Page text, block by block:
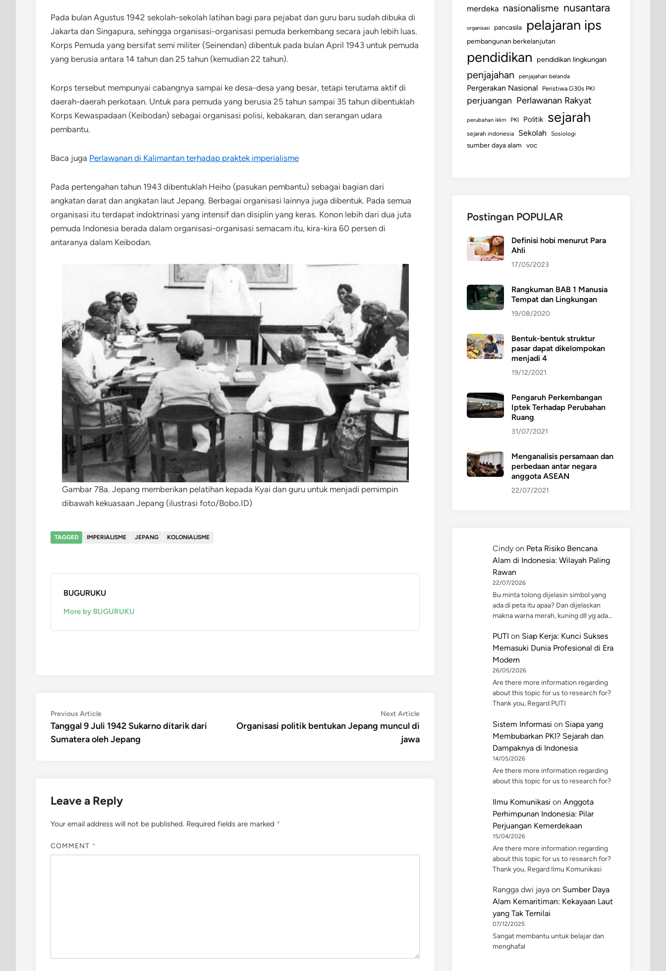
Pada bulan Agustus 1942 sekolah-sekolah latihan bagi para pejabat dan guru baru sudah dibuka di
Jakarta dan Singapura, sehingga organisasi-organisasi pemuda berkembang secara jauh lebih luas.
Korps Pemuda yang bersifat semi militer (Seinendan) dibentuk pada bulan April 1943 untuk pemuda
yang berusia antara 14 tahun dan 25 tahun (kemudian 22 tahun).
Korps tersebut mempunyai cabangnya sampai ke desa-desa yang besar, tetapi terutama aktif di
daerah-daerah perkotaan. Untuk para pemuda yang berusia 25 tahun sampai 35 tahun dibentuklah
Korps Kewaspadaan (Keibodan) sebagai organisasi polisi, kebakaran, dan serangan udara
pembantu.
Baca juga Perlawanan di Kalimantan terhadap praktek imperialisme
Pada pertengahan tahun 1943 dibentuklah Heiho (pasukan pembantu) sebagai bagian dari
angkatan darat dan angkatan laut Jepang. Berbagai organisasi lainnya juga dibentuk. Pada semua
organisasi itu terdapat indoktrinasi yang intensif dan disiplin yang keras. Konon lebih dari dua juta
pemuda Indonesia berada dalam organisasi-organisasi semacam itu, kira-kira 60 persen di
antaranya dalam Keibodan.
Gambar 78a. Jepang memberikan pelatihan kepada Kyai dan guru untuk menjadi pemimpin
dibawah kekuasaan Jepang (ilustrasi foto/Bobo.ID)
TAGGED IMPERIALISME JEPANG KOLONIALISME
BUGURUKU
More by BUGURUKU
Post
navigation
Previous ArticlePrevious
article:
Tanggal 9 Juli 1942 Sukarno ditarik dari
Sumatera oleh Jepang
Next ArticleNext
Organisasi politik bentukan Jepang muncul di
jawa
Leave a Reply
Your email address will not be published. Required fields are marked *
COMMENT *
merdeka nasionalisme nusantara
organisasi pancasila pelajaran ips
pembangunan berkelanjutan
pendidikan pendidikan lingkungan
penjajahan penjajahan belanda
Pergerakan Nasional Peristiwa G30s PKI
perjuangan Perlawanan Rakyat
perubahan iklim PKI Politik sejarah
sejarah indonesia Sekolah Sosiologi
sumber daya alam voc
Postingan POPULAR
Definisi hobi menurut Para
Ahli
17/05/2023
Rangkuman BAB 1 Manusia
Tempat dan Lingkungan
19/08/2020
Bentuk-bentuk struktur
pasar dapat dikelompokan
menjadi 4
19/12/2021
Pengaruh Perkembangan
Iptek Terhadap Perubahan
Ruang
31/07/2021
Menganalisis persamaan dan
perbedaan antar negara
anggota ASEAN
22/07/2021
Cindy on Peta Risiko Bencana
Alam di Indonesia: Wilayah Paling
Rawan
22/07/2026
Bu minta tolong dijelasin simbol yang
ada di peta itu apaa? Dan dijelaskan
makna warna merah, kuning dll yg ada…
PUTI on Siap Kerja: Kunci Sukses
Memasuki Dunia Profesional di Era
Modern
26/05/2026
Are there more information regarding
about this topic for us to research for?
Thank you, Regard PUTI
Sistem Informasi on Siapa yang
Membubarkan PKI? Sejarah dan
Dampaknya di Indonesia
14/05/2026
Are there more information regarding
about this topic for us to research for?
Ilmu Komunikasi on Anggota
Perhimpunan Indonesia: Pilar
Perjuangan Kemerdekaan
15/04/2026
Are there more information regarding
about this topic for us to research for?
Thank you, Regard Ilmu Komunikasi
Rangga dwi jaya on Sumber Daya
Alam Kemaritiman: Kekayaan Laut
yang Tak Ternilai
07/12/2025
Sangat membantu untuk belajar dan
menghafal